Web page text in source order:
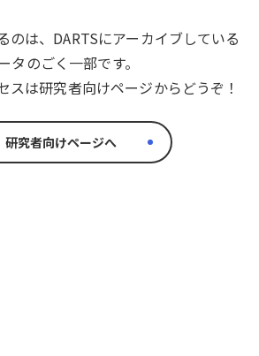
のは、DARTSにアーカイブしている
タのごく一部です。
スは研究者向けページからどうぞ！
研究者向けページへ